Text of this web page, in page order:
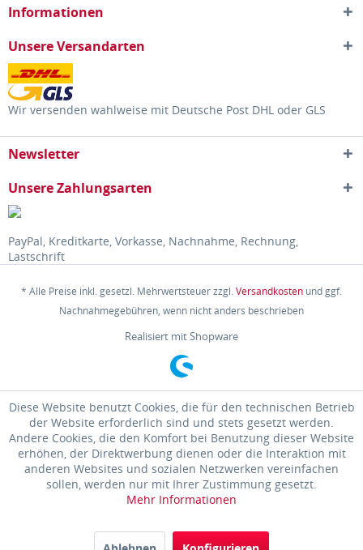
Informationen
Unsere Versandarten
Wir versenden wahlweise mit Deutsche Post DHL oder GLS
Newsletter
Unsere Zahlungsarten
PayPal, Kreditkarte, Vorkasse, Nachnahme, Rechnung,
Lastschrift
* Alle Preise inkl. gesetzl. Mehrwertsteuer zzgl.Versandkosten und ggf.
Nachnahmegebühren, wenn nicht anders beschrieben
Realisiert mit Shopware
Diese Website benutzt Cookies, die für den technischen Betrieb
der Website erforderlich sind und stets gesetzt werden.
Andere Cookies, die den Komfort bei Benutzung dieser Website
erhöhen, der Direktwerbung dienen oder die Interaktion mit
anderen Websites und sozialen Netzwerken vereinfachen
sollen, werden nur mit Ihrer Zustimmung gesetzt.
Mehr Informationen